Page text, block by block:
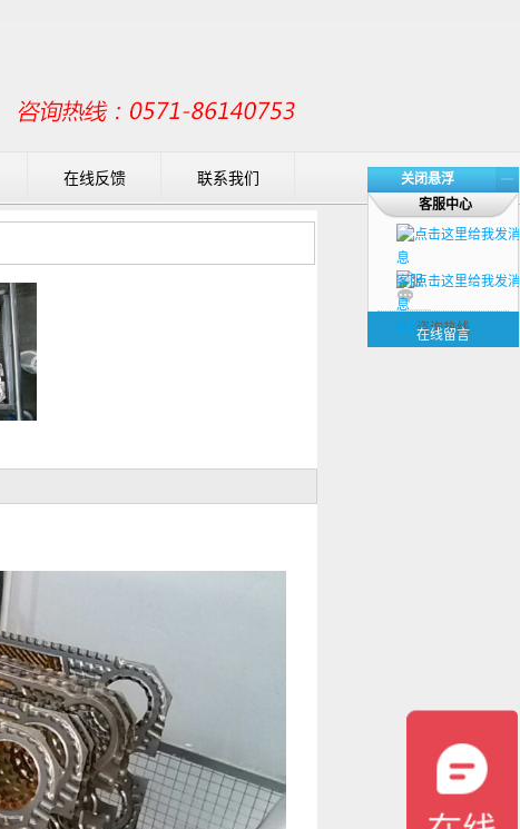
在线反馈 联系我们
关闭悬浮
客服中心
客服
客服咨询热线
在线留言